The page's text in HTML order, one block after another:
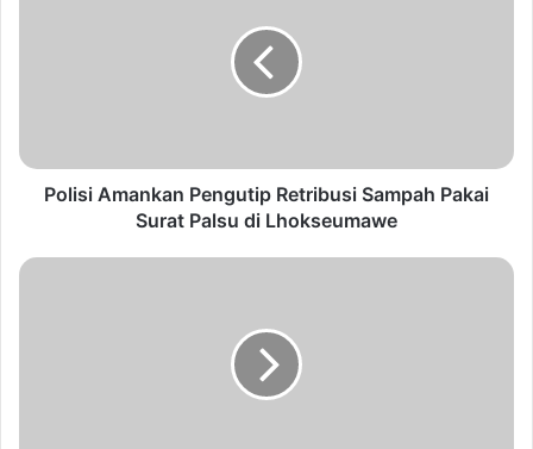
Polisi Amankan Pengutip Retribusi Sampah Pakai
Surat Palsu di Lhokseumawe